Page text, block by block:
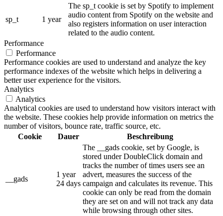
sp_t 1 year
The sp_t cookie is set by Spotify to implement
audio content from Spotify on the website and
also registers information on user interaction
related to the audio content.
Performance
Performance
Performance cookies are used to understand and analyze the key
performance indexes of the website which helps in delivering a
better user experience for the visitors.
Analytics
Analytics
Analytical cookies are used to understand how visitors interact with
the website. These cookies help provide information on metrics the
number of visitors, bounce rate, traffic source, etc.
Cookie
Dauer Beschreibung
__gads
1 year
24 days
The __gads cookie, set by Google, is
stored under DoubleClick domain and
tracks the number of times users see an
advert, measures the success of the
campaign and calculates its revenue. This
cookie can only be read from the domain
they are set on and will not track any data
while browsing through other sites.